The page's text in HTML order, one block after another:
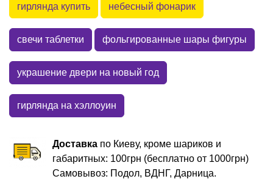
гирлянда купить небесный фонарик
свечи таблетки фольгированные шары фигуры
украшение двери на новый год
гирлянда на хэллоуин
Доставка по Киеву, кроме шариков и
габаритных: 100грн (бесплатно от 1000грн)
Самовывоз: Подол, ВДНГ, Дарница.